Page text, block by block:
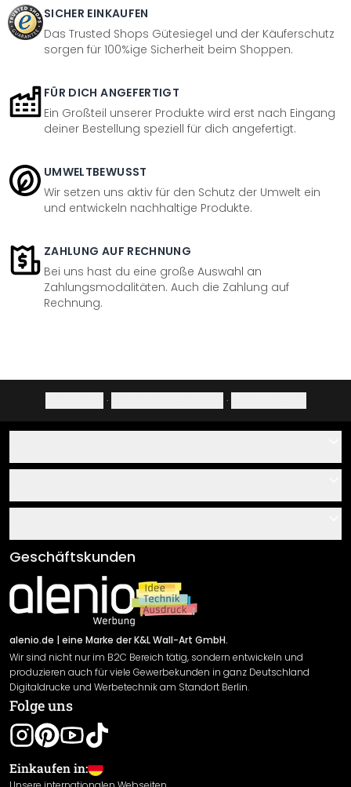
SICHER EINKAUFEN
Das Trusted Shops Gütesiegel und der Käuferschutz
sorgen für 100%ige Sicherheit beim Shoppen.
FÜR DICH ANGEFERTIGT
Ein Großteil unserer Produkte wird erst nach Eingang
deiner Bestellung speziell für dich angefertigt.
UMWELTBEWUSST
Wir setzen uns aktiv für den Schutz der Umwelt ein
und entwickeln nachhaltige Produkte.
ZAHLUNG AUF RECHNUNG
Bei uns hast du eine große Auswahl an
Zahlungsmodalitäten. Auch die Zahlung auf
Rechnung.
· ·
Über uns
Klebe- und Montageanleitungen
Newsletter An-/Abmeldung
Sendungsverfolgung
AGB
Impressum
Versand & Zahlung
Rücksendung
Widerrufsrecht
Datenschutzerklärung
Gewährleistung
Leistungserklärung / CE-Zeichen
Cookie Einstellungen
Geschäftskunden
alenio.de | eine Marke der K&L Wall-Art GmbH.
Wir sind nicht nur im B2C Bereich tätig, sondern entwickeln und
produzieren auch für viele Gewerbekunden in ganz Deutschland
Digitaldrucke und Werbetechnik am Standort Berlin.
Folge uns
Einkaufen in: